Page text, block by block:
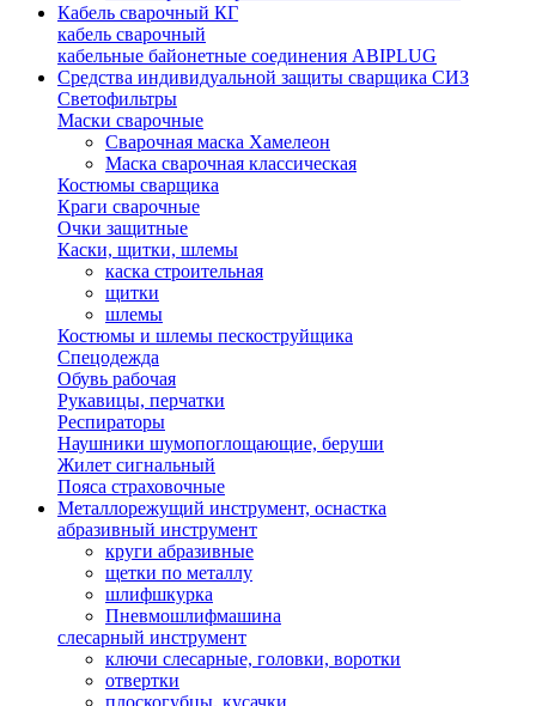
Кабель сварочный КГ
кабель сварочный
кабельные байонетные соединения ABIPLUG
Средства индивидуальной защиты сварщика СИЗ
Светофильтры
Маски сварочные
Сварочная маска Хамелеон
Маска сварочная классическая
Костюмы сварщика
Краги сварочные
Очки защитные
Каски, щитки, шлемы
каска строительная
щитки
шлемы
Костюмы и шлемы пескоструйщика
Спецодежда
Обувь рабочая
Рукавицы, перчатки
Респираторы
Наушники шумопоглощающие, беруши
Жилет сигнальный
Пояса страховочные
Металлорежущий инструмент, оснастка
абразивный инструмент
круги абразивные
щетки по металлу
шлифшкурка
Пневмошлифмашина
слесарный инструмент
ключи слесарные, головки, воротки
отвертки
плоскогубцы, кусачки